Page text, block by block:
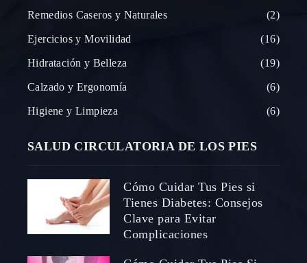
Remedios Caseros y Naturales 2
Ejercicios y Movilidad 16
Hidratación y Belleza 19
Calzado y Ergonomía 6
Higiene y Limpieza 6
SALUD CIRCULATORIA DE LOS PIES
Cómo Cuidar Tus Pies si
Tienes Diabetes: Consejos
Clave para Evitar
Complicaciones